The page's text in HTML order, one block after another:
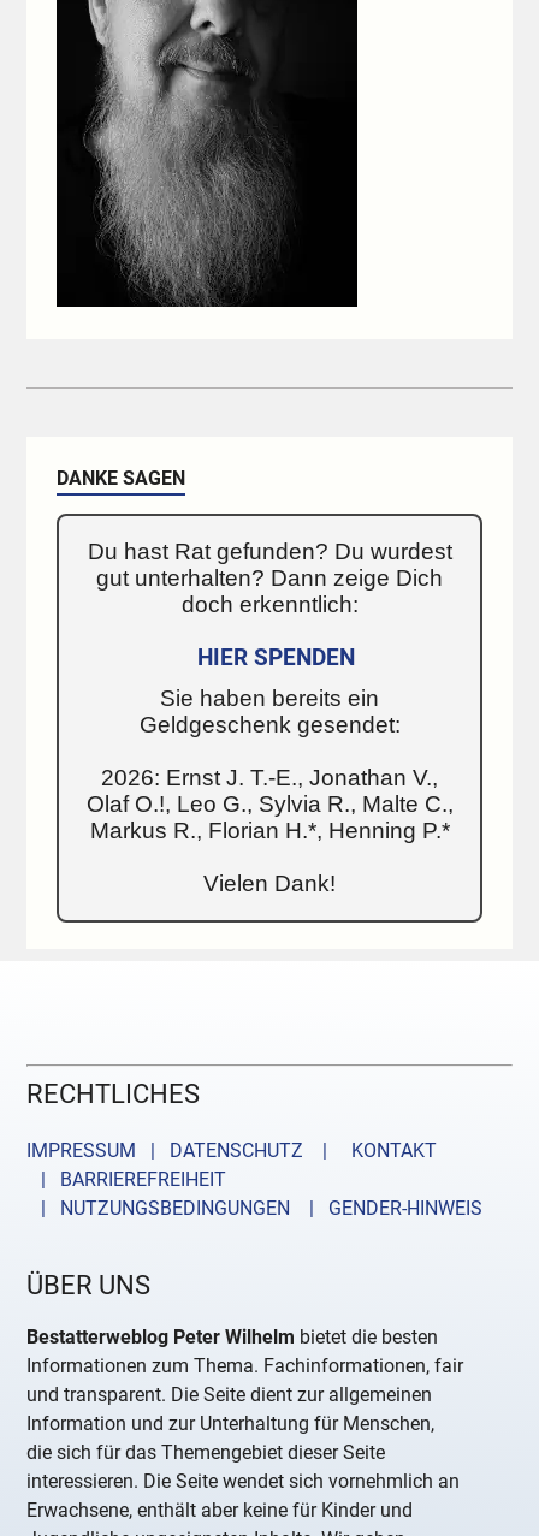
DANKE SAGEN
Du hast Rat gefunden? Du wurdest
gut unterhalten? Dann zeige Dich
doch erkenntlich:
HIER SPENDEN
Sie haben bereits ein
Geldgeschenk gesendet:
2026: Ernst J. T.-E., Jonathan V.,
Olaf O.!, Leo G., Sylvia R., Malte C.,
Markus R., Florian H.*, Henning P.*
Vielen Dank!
RECHTLICHES
IMPRESSUM | DATENSCHUTZ |
KONTAKT
| BARRIEREFREIHEIT
| NUTZUNGSBEDINGUNGEN
| GENDER-HINWEIS
ÜBER UNS
Bestatterweblog Peter Wilhelm bietet die besten
Informationen zum Thema. Fachinformationen, fair
und transparent. Die Seite dient zur allgemeinen
Information und zur Unterhaltung für Menschen,
die sich für das Themengebiet dieser Seite
interessieren. Die Seite wendet sich vornehmlich an
Erwachsene, enthält aber keine für Kinder und